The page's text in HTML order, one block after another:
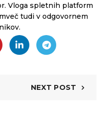
Vloga spletnih platform
tudi v odgovornem
NEXT POST